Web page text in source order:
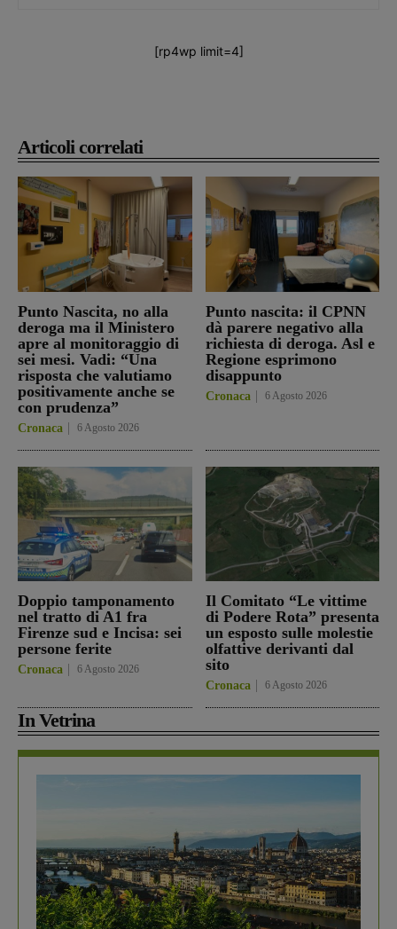
Articoli correlati
Punto Nascita, no alla
deroga ma il Ministero
apre al monitoraggio di
sei mesi. Vadi: “Una
risposta che valutiamo
positivamente anche se
con prudenza”
Cronaca 6 Agosto 2026
Punto nascita: il CPNN
dà parere negativo alla
richiesta di deroga. Asl e
Regione esprimono
disappunto
Cronaca 6 Agosto 2026
Doppio tamponamento
nel tratto di A1 fra
Firenze sud e Incisa: sei
persone ferite
Cronaca 6 Agosto 2026
Il Comitato “Le vittime
di Podere Rota” presenta
un esposto sulle molestie
olfattive derivanti dal
sito
Cronaca 6 Agosto 2026
In Vetrina
[rp4wp limit=4]